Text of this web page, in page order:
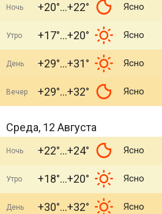
Ночь +20° +22° Ясно
Утро +17° +20° Ясно
День +29° +31° Ясно
Вечер +29° +32° Ясно
Среда, 12 Августа
Ночь +22° +24° Ясно
Утро +18° +20° Ясно
День +30° +32° Ясно